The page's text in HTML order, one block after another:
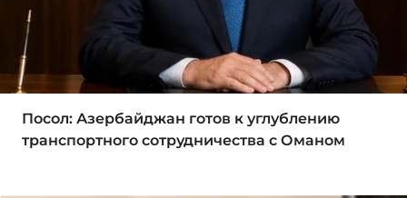
Посол: Азербайджан готов к углублению
транспортного сотрудничества с Оманом